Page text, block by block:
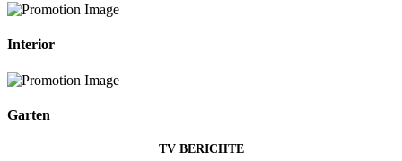
Interior
Garten
TV BERICHTE